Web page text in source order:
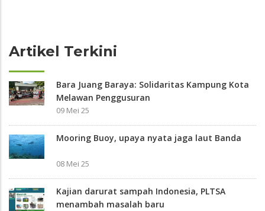
Artikel Terkini
Bara Juang Baraya: Solidaritas Kampung Kota
Melawan Penggusuran
09 Mei 25
Mooring Buoy, upaya nyata jaga laut Banda
08 Mei 25
Kajian darurat sampah Indonesia, PLTSA
menambah masalah baru